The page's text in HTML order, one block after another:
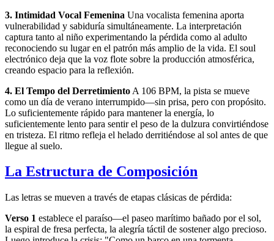
3. Intimidad Vocal Femenina Una vocalista femenina aporta
vulnerabilidad y sabiduría simultáneamente. La interpretación
captura tanto al niño experimentando la pérdida como al adulto
reconociendo su lugar en el patrón más amplio de la vida. El soul
electrónico deja que la voz flote sobre la producción atmosférica,
creando espacio para la reflexión.
4. El Tempo del Derretimiento A 106 BPM, la pista se mueve
como un día de verano interrumpido—sin prisa, pero con propósito.
Lo suficientemente rápido para mantener la energía, lo
suficientemente lento para sentir el peso de la dulzura convirtiéndose
en tristeza. El ritmo refleja el helado derritiéndose al sol antes de que
llegue al suelo.
La Estructura de Composición
Las letras se mueven a través de etapas clásicas de pérdida:
Verso 1 establece el paraíso—el paseo marítimo bañado por el sol,
la espiral de fresa perfecta, la alegría táctil de sostener algo precioso.